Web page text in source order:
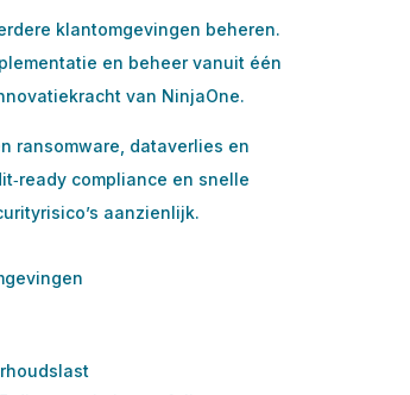
klantomgevingen beheren.
en beheer vanuit één
van NinjaOne.
ransomware, dataverlies en
compliance en snelle
aanzienlijk.